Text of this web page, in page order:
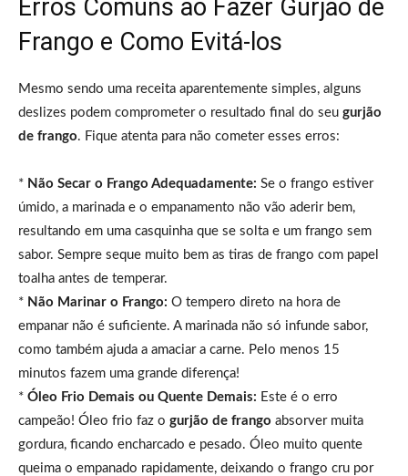
Erros Comuns ao Fazer Gurjão de
Frango e Como Evitá-los
Mesmo sendo uma receita aparentemente simples, alguns
deslizes podem comprometer o resultado final do seu gurjão
de frango. Fique atenta para não cometer esses erros:
* Não Secar o Frango Adequadamente: Se o frango estiver
úmido, a marinada e o empanamento não vão aderir bem,
resultando em uma casquinha que se solta e um frango sem
sabor. Sempre seque muito bem as tiras de frango com papel
toalha antes de temperar.
* Não Marinar o Frango: O tempero direto na hora de
empanar não é suficiente. A marinada não só infunde sabor,
como também ajuda a amaciar a carne. Pelo menos 15
minutos fazem uma grande diferença!
* Óleo Frio Demais ou Quente Demais: Este é o erro
campeão! Óleo frio faz o gurjão de frango absorver muita
gordura, ficando encharcado e pesado. Óleo muito quente
queima o empanado rapidamente, deixando o frango cru por